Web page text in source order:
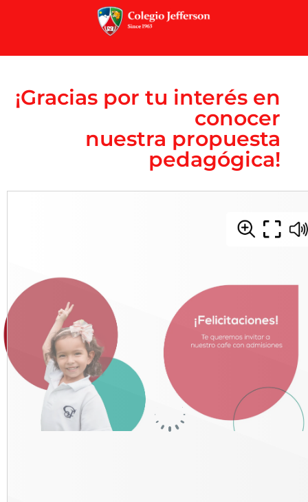
¡Gracias por tu interés en
conocer
nuestra propuesta
pedagógica!